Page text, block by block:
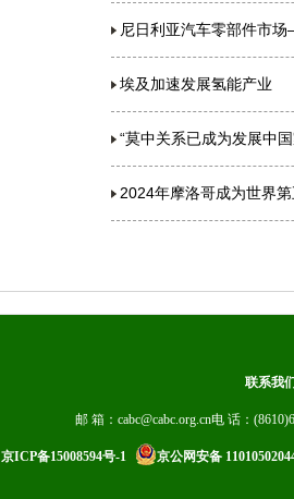
尼日利亚汽车零部件市
埃及加速发展氢能产业
“莫中关系已成为发展中
2024年摩洛哥成为世界
联系我
邮 箱：cabc@cabc.org.cn电 话：
京ICP备15008594号-1 京公网安备